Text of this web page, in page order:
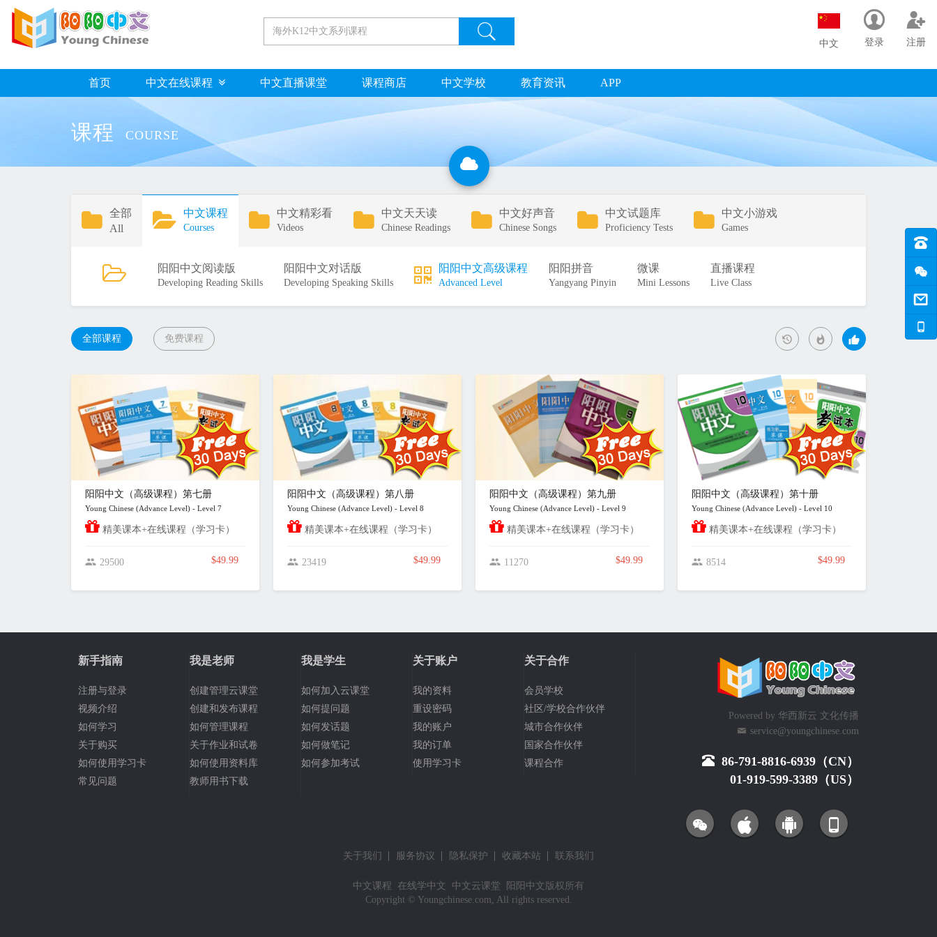
中文 登录 注册
首页 中文在线课程 中文直播课堂 课程商店 中文学校 教育资讯 APP
课程 COURSE
全部
All
中文课程
Courses
中文精彩看
Videos
中文天天读
Chinese Readings
中文好声音
Chinese Songs
中文试题库
Proficiency Tests
中文小游戏
Games
阳阳中文阅读版
Developing Reading Skills
阳阳中文对话版
Developing Speaking Skills
阳阳中文高级课程
Advanced Level
阳阳拼音
Yangyang Pinyin
微课
Mini Lessons
直播课程
Live Class
全部课程 免费课程
阳阳中文（高级课程）第七册
Young Chinese (Advance Level) - Level 7
精美课本+在线课程（学习卡）
29500 $49.99
阳阳中文（高级课程）第八册
Young Chinese (Advance Level) - Level 8
精美课本+在线课程（学习卡）
23419 $49.99
阳阳中文（高级课程）第九册
Young Chinese (Advance Level) - Level 9
精美课本+在线课程（学习卡）
11270 $49.99
阳阳中文（高级课程）第十册
Young Chinese (Advance Level) - Level 10
精美课本+在线课程（学习卡）
8514 $49.99
新手指南
注册与登录
视频介绍
如何学习
关于购买
如何使用学习卡
常见问题
我是老师
创建管理云课堂
创建和发布课程
如何管理课程
关于作业和试卷
如何使用资料库
教师用书下载
我是学生
如何加入云课堂
如何提问题
如何发话题
如何做笔记
如何参加考试
关于账户
我的资料
重设密码
我的账户
我的订单
使用学习卡
关于合作
会员学校
社区/学校合作伙伴
城市合作伙伴
国家合作伙伴
课程合作
Powered by 华西新云 文化传播
service@youngchinese.com
86-791-8816-6939（CN）
01-919-599-3389（US）
关于我们 服务协议 隐私保护 收藏本站 联系我们
中文课程 在线学中文 中文云课堂 阳阳中文 版权所有
Copyright © Youngchinese.com, All rights reserved.